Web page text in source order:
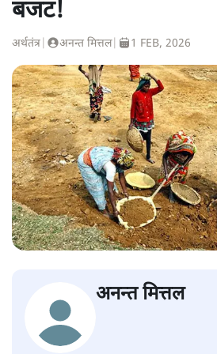
बजट!
अर्थतंत्र अनन्त मित्तल| 1 FEB, 2026
अनन्त मित्तल